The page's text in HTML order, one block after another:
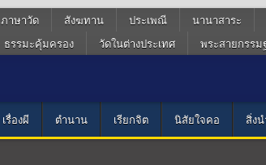
ภาษาวัด สังฆทาน ประเพณี นานาสาระ
ธรรมะคุ้มครอง วัดในต่างประเทศ พระสายกรรม
เรื่องผี ตำนาน เรียกจิต นิสัยใจคอ สิ่ง